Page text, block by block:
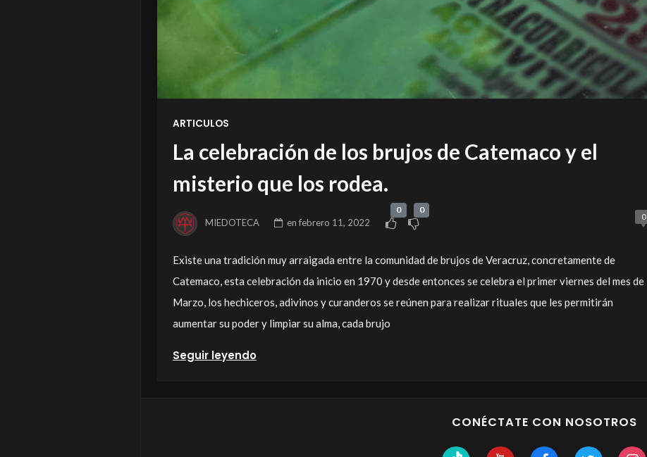
ARTICULOS
La celebración de los brujos de Catemaco y el
misterio que los rodea.
MIEDOTECA en febrero 11, 2022
0 0
0
Existe una tradición muy arraigada entre la comunidad de brujos de Veracruz, concretamente de
Catemaco, esta celebración da inicio en 1970 y desde entonces se celebra el primer viernes del mes de
Marzo, los hechiceros, adivinos y curanderos se reúnen para realizar rituales que les permitirán
aumentar su poder y limpiar su alma, cada brujo
Seguir leyendo
CONÉCTATE CON NOSOTROS